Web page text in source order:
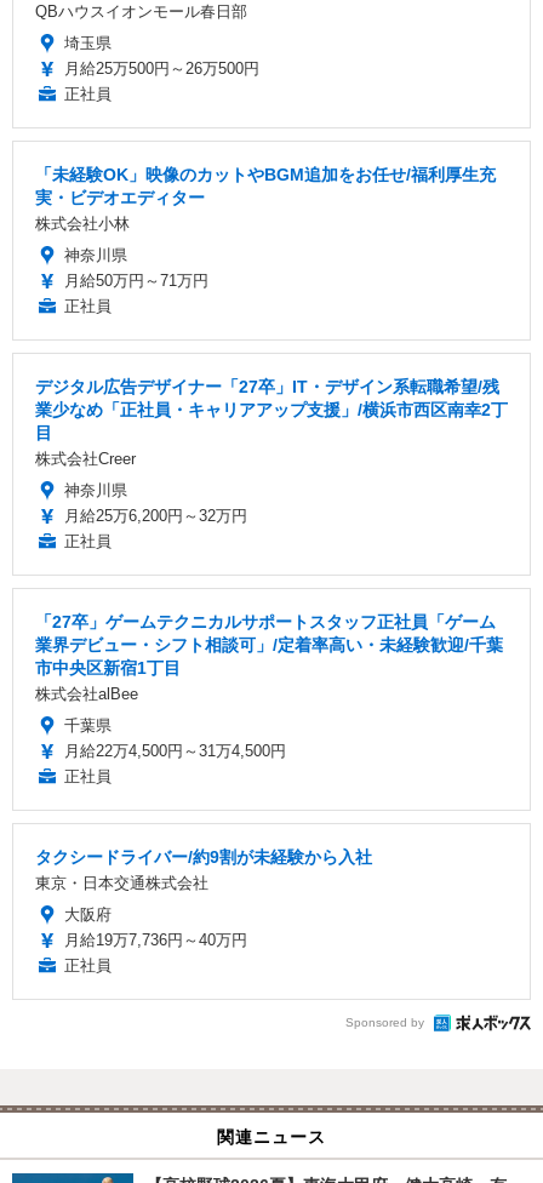
QBハウスイオンモール春日部
埼玉県
月給25万500円～26万500円
正社員
「未経験OK」映像のカットやBGM追加をお任せ/福利厚生充
実・ビデオエディター
株式会社小林
神奈川県
月給50万円～71万円
正社員
デジタル広告デザイナー「27卒」IT・デザイン系転職希望/残
業少なめ「正社員・キャリアアップ支援」/横浜市西区南幸2丁
目
株式会社Creer
神奈川県
月給25万6,200円～32万円
正社員
「27卒」ゲームテクニカルサポートスタッフ正社員「ゲーム
業界デビュー・シフト相談可」/定着率高い・未経験歓迎/千葉
市中央区新宿1丁目
株式会社alBee
千葉県
月給22万4,500円～31万4,500円
正社員
タクシードライバー/約9割が未経験から入社
東京・日本交通株式会社
大阪府
月給19万7,736円～40万円
正社員
Sponsored by
関連ニュース